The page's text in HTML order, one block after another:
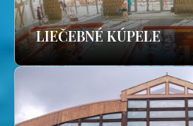
LIEČEBNÉ KÚPELE